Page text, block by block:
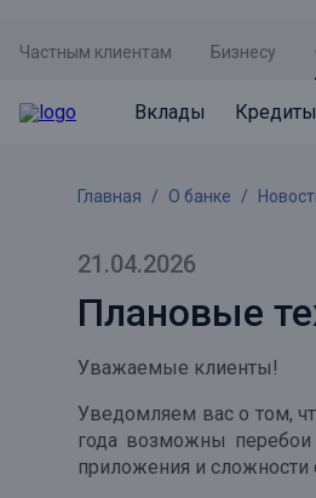
Частным клиентам Бизнесу
Вклады
Не упусти момент
Просто вклад
Накопительный
Фиксируй доход
Новый старт
Кредиты
Кредит под залог
Рефинансирование
Кредит на автомобиль
Все кредиты
Дебетовая карта с
Премиальная карта Mir
Пенсионная карта
Все карты
Курсы валют
Бронирование валюты
Курсы валют ЦБ
Оплата кредита
Оценка недвижимости
Подбор новой
Mir Pay
Госуслуги
Акция «Приведи друга»
Акция «Ставка на бизнес»
Главная О банке
21.04.2026
Плановые
Уважаемые клиенты!
Уведомляем вас о том,
года возможны перебои
приложения и